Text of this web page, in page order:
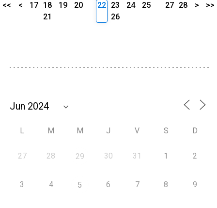
<< < 17 18 19
20
21
22 23 24
25
26
27 28 > >>
L M M J V S D
27 28 29 30 31 1 2
3 4 5 6 7 8 9